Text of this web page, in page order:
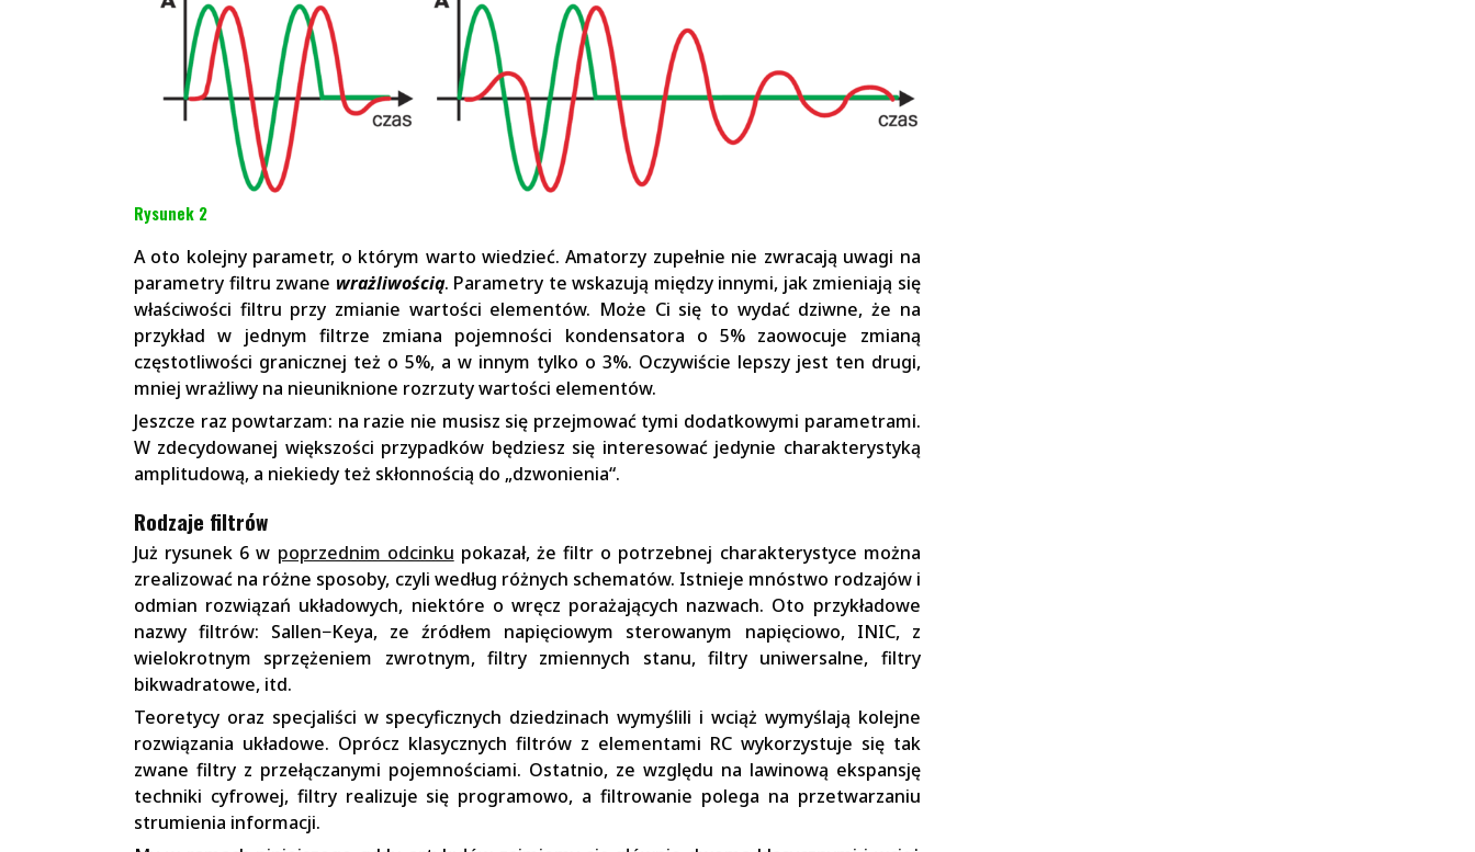
Rysunek 2
A oto kolejny parametr, o którym warto wiedzieć. Amatorzy zupełnie nie zwracają uwagi na
parametry filtru zwane wrażliwością. Parametry te wskazują między innymi, jak zmieniają się
właściwości filtru przy zmianie wartości elementów. Może Ci się to wydać dziwne, że na
przykład w jednym filtrze zmiana pojemności kondensatora o 5% zaowocuje zmianą
częstotliwości granicznej też o 5%, a w innym tylko o 3%. Oczywiście lepszy jest ten drugi,
mniej wrażliwy na nieuniknione rozrzuty wartości elementów.
Jeszcze raz powtarzam: na razie nie musisz się przejmować tymi dodatkowymi parametrami.
W zdecydowanej większości przypadków będziesz się interesować jedynie charakterystyką
amplitudową, a niekiedy też skłonnością do „dzwonienia“.
Rodzaje filtrów
Już rysunek 6 w poprzednim odcinku pokazał, że filtr o potrzebnej charakterystyce można
zrealizować na różne sposoby, czyli według różnych schematów. Istnieje mnóstwo rodzajów i
odmian rozwiązań układowych, niektóre o wręcz porażających nazwach. Oto przykładowe
nazwy filtrów: Sallen−Keya, ze źródłem napięciowym sterowanym napięciowo, INIC, z
wielokrotnym sprzężeniem zwrotnym, filtry zmiennych stanu, filtry uniwersalne, filtry
bikwadratowe, itd.
Teoretycy oraz specjaliści w specyficznych dziedzinach wymyślili i wciąż wymyślają kolejne
rozwiązania układowe. Oprócz klasycznych filtrów z elementami RC wykorzystuje się tak
zwane filtry z przełączanymi pojemnościami. Ostatnio, ze względu na lawinową ekspansję
techniki cyfrowej, filtry realizuje się programowo, a filtrowanie polega na przetwarzaniu
strumienia informacji.